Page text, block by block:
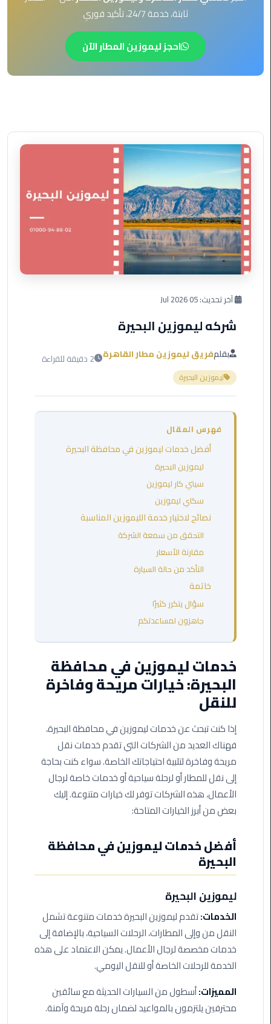
EN
AR
السخنة
العرب
الغردقة
ليموزين
برج
العرب
القاهرة
ليموزين
برج
العرب
دهب
ليموزين
العرب
ليموزين
ليموزين
العرب
اسكندرية
ليموزين
مطار
العرب
الاسكندرية
ليموزين
القاهرة
العرب
ليموزين
مطار
ثابتة، خدمة 24/7، تأكيد فوري
احجز ليموزين المطار الآن
آخر تحديث:05 Jul 2026
شركه ليموزين البحيرة
بقلمفريق ليموزين مطار القاهرة 2 دقيقة للقراءة
ليموزين البحيرة
فهرس المقال
أفضل خدمات ليموزين في محافظة البحيرة
ليموزين البحيرة
سيتي كار ليموزين
سكاي ليموزين
نصائح لاختيار خدمة الليموزين المناسبة
التحقق من سمعة الشركة
مقارنة الأسعار
التأكد من حالة السيارة
خاتمة
سؤال يتكرر كثيرًا
جاهزون لمساعدتكم
خدمات ليموزين في محافظة
البحيرة: خيارات مريحة وفاخرة
للنقل
إذا كنت تبحث عن خدمات ليموزين في محافظة البحيرة،
فهناك العديد من الشركات التي تقدم خدمات نقل
مريحة وفاخرة لتلبية احتياجاتك الخاصة. سواء كنت بحاجة
إلى نقل للمطار أو لرحلة سياحية أو خدمات خاصة لرجال
الأعمال، هذه الشركات توفر لك خيارات متنوعة. إليك
بعض من أبرز الخيارات المتاحة:
أفضل خدمات ليموزين في محافظة
البحيرة
ليموزين البحيرة
الخدمات:تقدم ليموزين البحيرة خدمات متنوعة تشمل
النقل من وإلى المطارات، الرحلات السياحية، بالإضافة إلى
خدمات مخصصة لرجال الأعمال. يمكن الاعتماد على هذه
الخدمة للرحلات الخاصة أو للنقل اليومي.
المميزات:أسطول من السيارات الحديثة مع سائقين
محترفين يلتزمون بالمواعيد لضمان رحلة مريحة وآمنة.